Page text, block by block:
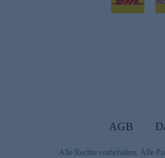
AGB
Alle Rechte vorbehalten. Alle